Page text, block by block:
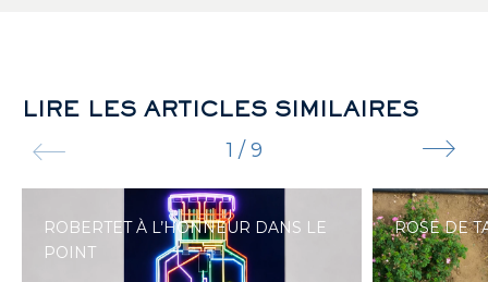
LIRE LES ARTICLES SIMILAIRES
1 /9
ROBERTET À L’HONNEUR DANS LE
POINT
ROSE DE